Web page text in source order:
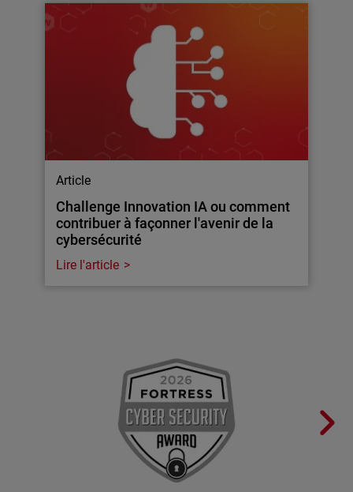
Article
Challenge Innovation IA ou comment
contribuer à façonner l'avenir de la
cybersécurité
Lire l'article